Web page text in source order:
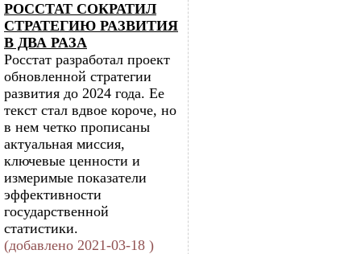
РОССТАТ СОКРАТИЛ
СТРАТЕГИЮ РАЗВИТИЯ
В ДВА РАЗА
Росстат разработал проект
обновленной стратегии
развития до 2024 года. Ее
текст стал вдвое короче, но
в нем четко прописаны
актуальная миссия,
ключевые ценности и
измеримые показатели
эффективности
государственной
статистики.
(добавлено 2021-03-18 )